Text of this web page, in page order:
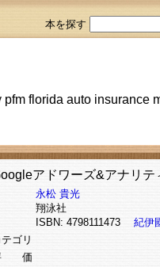
本を探す
florida auto insurance
アドワーズ&アナリテ
永松 貴光
翔泳社
ISBN: 4798111473 紀伊
ゴリ
価